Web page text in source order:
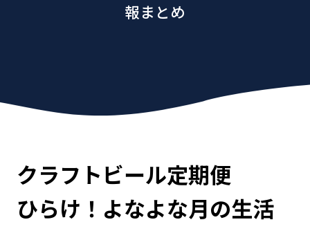
報まとめ
クラフトビール定期便
ひらけ！よなよな月の生活